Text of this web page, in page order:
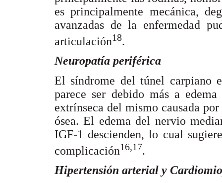
es principalmente mecánica,
avanzadas de la enfermedad
articulación18.
Neuropatía periférica
El síndrome del túnel carpiano
parece ser debido más a
extrínseca del mismo causada
ósea. El edema del nervio
IGF-1 descienden, lo cual
complicación16,17.
Hipertensión arterial y